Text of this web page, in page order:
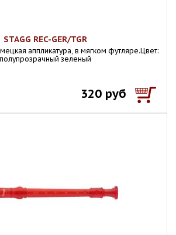
STAGG REC-GER/TGR
аппликатура, в мягком футляре.Цвет:
полупрозрачный зеленый
320 руб